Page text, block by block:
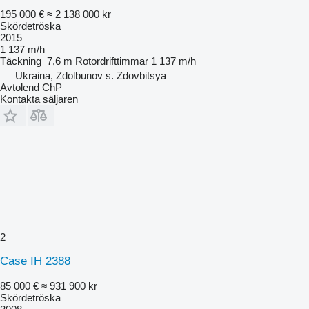
195 000 € ≈ 2 138 000 kr
Skördetröska
2015
1 137 m/h
Täckning 7,6 m Rotordrifttimmar 1 137 m/h
Ukraina, Zdolbunov s. Zdovbitsya
Avtolend ChP
Kontakta säljaren
2
Case IH 2388
85 000 € ≈ 931 900 kr
Skördetröska